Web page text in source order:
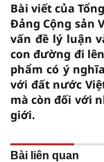
Bài viết của
Đảng Cộng sản
vấn đề lý luận
con đường đi
phẩm có ý
với đất nước
mà còn đối với
giới.
Bài liên quan